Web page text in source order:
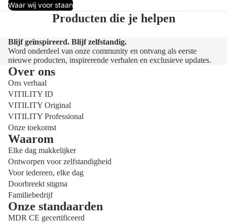
Waar wij voor staan
Producten die je helpen
Blijf geïnspireerd. Blijf zelfstandig.
Word onderdeel van onze community en ontvang als eerste
nieuwe producten, inspirerende verhalen en exclusieve updates.
Over ons
Ons verhaal
VITILITY ID
VITILITY Original
VITILITY Professional
Onze toekomst
Waarom
Elke dag makkelijker
Ontworpen voor zelfstandigheid
Voor iedereen, elke dag
Doorbreekt stigma
Familiebedrijf
Onze standaarden
MDR CE gecertificeerd